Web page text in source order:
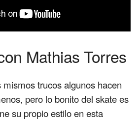
Mathias Torres
mismos trucos algunos hacen
pero lo bonito del skate es
su propio estilo en esta